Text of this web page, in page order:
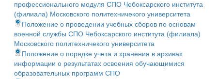
профессионального модуля СПО Чебоксарского института
(филиала) Московского политехничекого университета
Положение о проведении учебных сборов по основам
военной службы СПО Чебоксарского института (филиала)
Московского политехничекого университета
Положение о порядке учета и хранения в архивах
информации о результатах освоения обучающимися
образовательных программ СПО